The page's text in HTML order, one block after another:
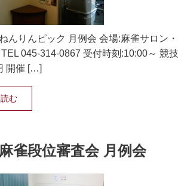
んりんピック 月例会 会場:麻雀サロン
045-314-0867 受付時刻:10:00～ 競
開催 […]
む
雀段位審査会 月例会